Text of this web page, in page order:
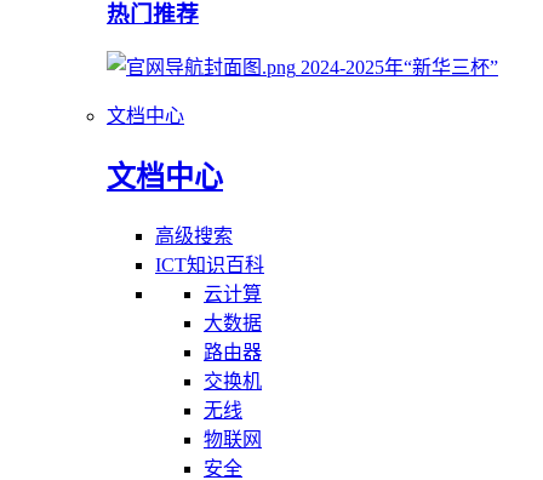
热门推荐
2024-2025年“新华三杯”
文档中心
文档中心
高级搜索
ICT知识百科
云计算
大数据
路由器
交换机
无线
物联网
安全